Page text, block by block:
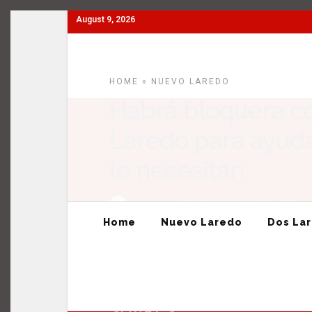
August 9, 2026
Home Nuevo Laredo Dos
HOME » NUEVO LAREDO
Laredo para
Redaccion POSTED ON 5 JULIO, 2025